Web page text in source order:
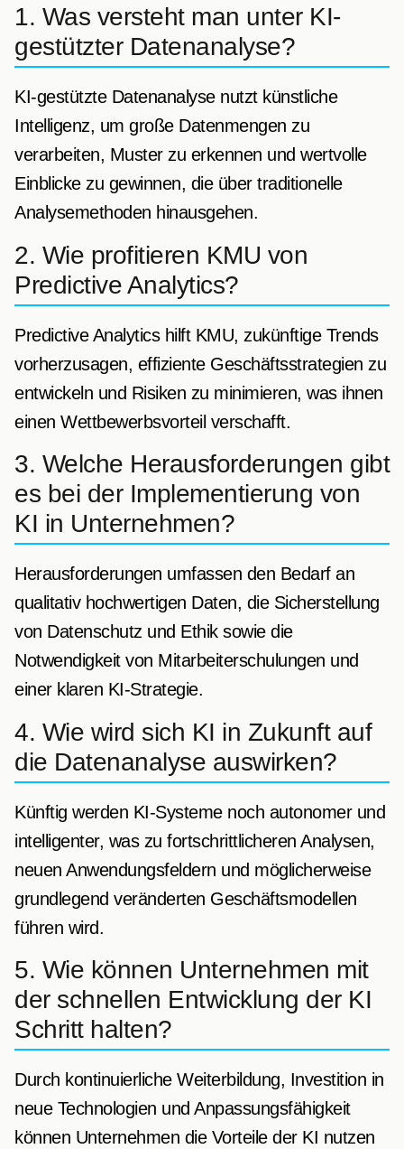
1. Was versteht man unter KI-
gestützter Datenanalyse?
KI-gestützte Datenanalyse nutzt künstliche
Intelligenz, um große Datenmengen zu
verarbeiten, Muster zu erkennen und wertvolle
Einblicke zu gewinnen, die über traditionelle
Analysemethoden hinausgehen.
2. Wie profitieren KMU von
Predictive Analytics?
Predictive Analytics hilft KMU, zukünftige Trends
vorherzusagen, effiziente Geschäftsstrategien zu
entwickeln und Risiken zu minimieren, was ihnen
einen Wettbewerbsvorteil verschafft.
3. Welche Herausforderungen gibt
es bei der Implementierung von
KI in Unternehmen?
Herausforderungen umfassen den Bedarf an
qualitativ hochwertigen Daten, die Sicherstellung
von Datenschutz und Ethik sowie die
Notwendigkeit von Mitarbeiterschulungen und
einer klaren KI-Strategie.
4. Wie wird sich KI in Zukunft auf
die Datenanalyse auswirken?
Künftig werden KI-Systeme noch autonomer und
intelligenter, was zu fortschrittlicheren Analysen,
neuen Anwendungsfeldern und möglicherweise
grundlegend veränderten Geschäftsmodellen
führen wird.
5. Wie können Unternehmen mit
der schnellen Entwicklung der KI
Schritt halten?
Durch kontinuierliche Weiterbildung, Investition in
neue Technologien und Anpassungsfähigkeit
können Unternehmen die Vorteile der KI nutzen